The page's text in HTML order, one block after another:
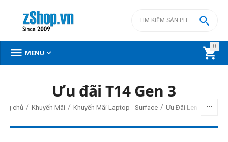
0


 MENU 
Ưu đãi T14 Gen 3
chủ / Khuyến Mãi / Khuyến Mãi Laptop - Surface / Ưu Đãi Lenovo /